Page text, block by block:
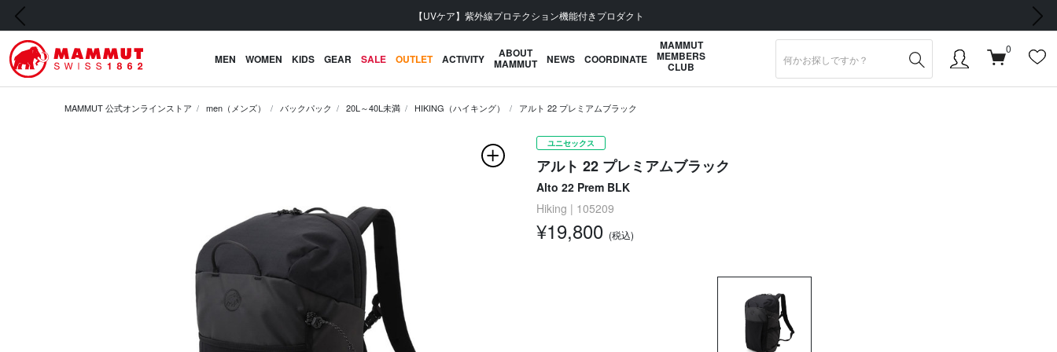
【UVケア】紫外線プロテクション機能付きプロダクト
前の画像 次の画像
MEN WOMEN KIDS GEAR SALE OUTLET ACTIVITY ABOUT
MAMMUT NEWS COORDINATE
MAMMUT
MEMBERS
CLUB
0
MAMMUT 公式オンラインストア men（メンズ） バックパック 20L～40L未満 HIKING（ハイキング） アルト 22 プレミアムブラック
ユニセックス
アルト 22 プレミアムブラック
Alto 22 Prem BLK
Hiking | 105209
¥19,800 (税込)